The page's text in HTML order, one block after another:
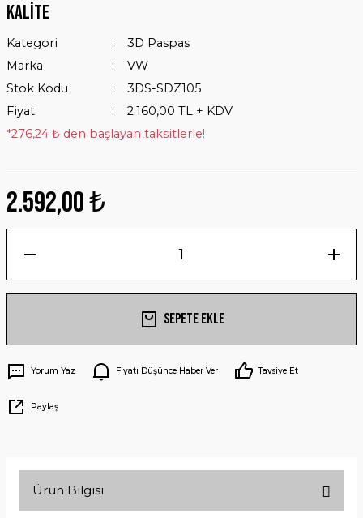
Kalite
Kategori
3D Paspas
Marka
VW
Stok Kodu
3DS-SDZ105
Fiyat
2.160,00 TL + KDV
*276,24 ₺ den başlayan taksitlerle!
2.592,00 ₺
Sepete Ekle
Yorum Yaz Fiyatı Düşünce Haber Ver Tavsiye Et
Paylaş
Ürün Bilgisi